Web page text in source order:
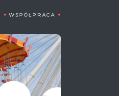
WSPÓŁPRACA